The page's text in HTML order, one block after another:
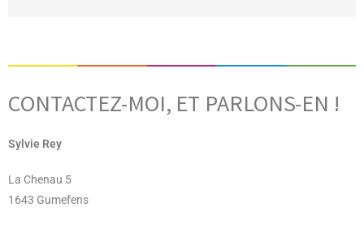
CONTACTEZ-MOI, ET PARLONS-EN !
Sylvie Rey
La Chenau 5
1643 Gumefens